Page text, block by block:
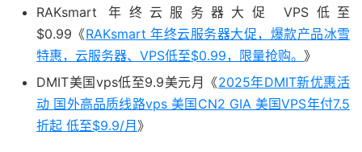
RAKsmart 年终云服务器大促 VPS低至
$0.99《RAKsmart 年终云服务器大促，爆款产品冰雪
特惠，云服务器、VPS低至$0.99，限量抢购。 》
DMIT美国vps低至9.9美元月《2025年DMIT新优惠活
动 国外高品质线路vps 美国CN2 GIA 美国VPS年付7.5
折起 低至$9.9/月 》